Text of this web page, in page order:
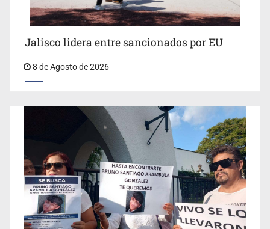
Concierto patrio costará 32.9 mdp
Jalisco lidera entre sancionados por EU
8 de Agosto de 2026